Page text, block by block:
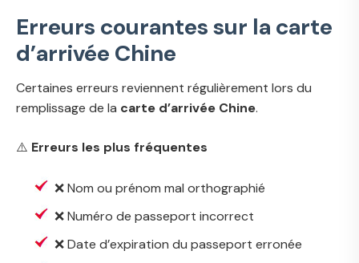
Erreurs courantes sur la carte
d’arrivée Chine
Certaines erreurs reviennent régulièrement lors du
remplissage de la carte d’arrivée Chine.
⚠️ Erreurs les plus fréquentes
❌ Nom ou prénom mal orthographié
❌ Numéro de passeport incorrect
❌ Date d’expiration du passeport erronée